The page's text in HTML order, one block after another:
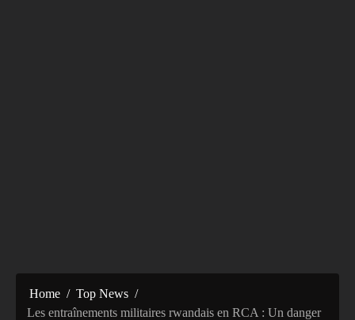
Home
Top News
Les entraînements militaires rwandais en RCA : Un danger